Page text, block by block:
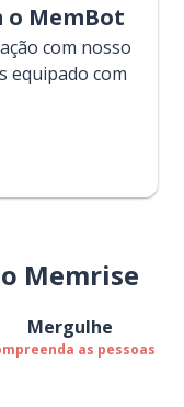
o MemBot
com nosso
equipado com
Memrise
Mergulhe
as pessoas